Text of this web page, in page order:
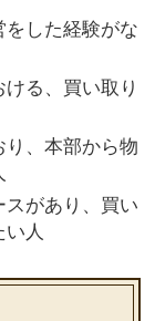
をした経験がな
る、買い取り
り、本部から物
があり、買い
人